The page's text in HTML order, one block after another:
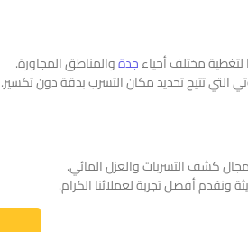
مختلف أحياءجدةوالمناطق المجاورة.
التي تتيح تحديد مكان التسرب بدقة دون تكسير.
كشف التسربات والعزل المائي.
ونقدم أفضل تجربة لعملائنا الكرام.